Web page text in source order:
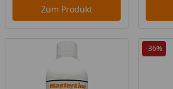
Zum Produkt
-36%